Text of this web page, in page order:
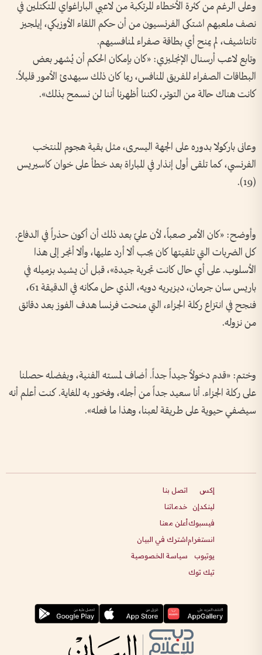
وعلى الرغم من كثرة الأخطاء المرتكبة من لاعبي الباراغواي المتكتلين في
نصف ملعبهم اشتكى الفرنسيون من أن حكم اللقاء الأوزبكي، إيلجيز
تانتاشيف، لم يمنح أي بطاقة صفراء لمنافسيهم.
وتابع لاعب أرسنال الإنجليزي: «كان بإمكان الحكم أن يُشهر بعض
البطاقات الصفراء للفريق المنافس، ربما كان ذلك سيهدئ الأمور قليلاً.
كانت هناك حالة من التوتر، لكننا أظهرنا أننا لن نسمح بذلك».
وعانى باركولا بدوره على الجهة اليسرى، مثل بقية هجوم المنتخب
الفرنسي، كما تلقى أول إنذار في المباراة بعد خطأ على خوان كاسيريس
(19).
وأوضح: «كان الأمر صعباً، لأن عليّ بعد ذلك أن أكون حذراً في الدفاع.
كل الضربات التي تلقيتها كان يجب ألا أرد عليها، وألا أنجر إلى هذا
الأسلوب. على أي حال كانت تجربة جيدة»، قبل أن يشيد بزميله في
باريس سان جرمان، ديزيريه دويه، الذي حل مكانه في الدقيقة 61،
فنجح في انتزاع ركلة الجزاء، التي منحت فرنسا هدف الفوز بعد دقائق
من نزوله.
وختم: «قدم دخولاً جيداً جداً. أضاف لمسته الفنية، وبفضله حصلنا
على ركلة الجزاء. أنا سعيد جداً من أجله، وفخور به للغاية. كنت أعلم أنه
سيضفي حيوية على طريقة لعبنا، وهذا ما فعله».
إكس
لينكدإن
فيسبوك
انستغرام
يوتيوب
تيك توك
اتصل بنا
خدماتنا
أعلن معنا
اشترك في البيان
سياسة الخصوصية